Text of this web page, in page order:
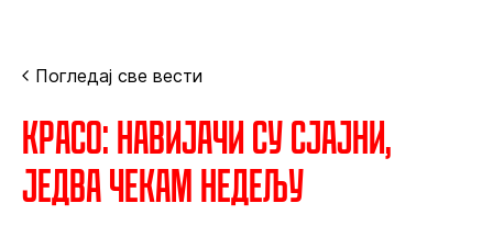
Погледај све вести
Красо: Навијачи су сјајни,
једва чекам недељу